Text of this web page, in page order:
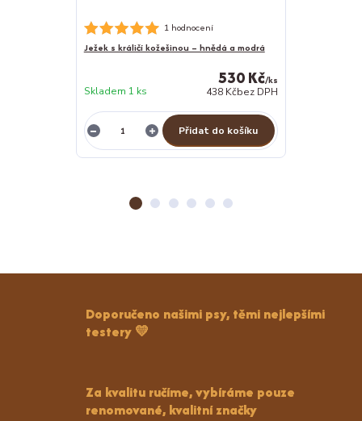
1 hodnocení
Ježek s králičí kožešinou – hnědá a modrá
530 Kč/ks
438 Kčbez DPH
Skladem 1 ks
Přidat do košíku
Doporučeno našimi psy, těmi nejlepšími
testery 💛
Za kvalitu ručíme, vybíráme pouze
renomované, kvalitní značky